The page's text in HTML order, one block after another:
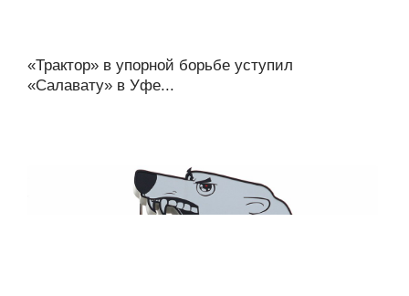
«Трактор» в упорной борьбе уступил
«Салавату» в Уфе...